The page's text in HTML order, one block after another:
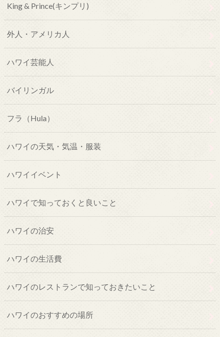
King & Prince(キンプリ)
外人・アメリカ人
ハワイ芸能人
バイリンガル
フラ（Hula）
ハワイの天気・気温・服装
ハワイイベント
ハワイで知っておくと良いこと
ハワイの治安
ハワイの生活費
ハワイのレストランで知っておきたいこと
ハワイのおすすめの場所